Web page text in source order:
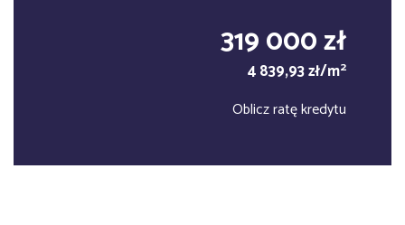
319 000 zł
4 839,93 zł/m2
Oblicz ratę kredytu